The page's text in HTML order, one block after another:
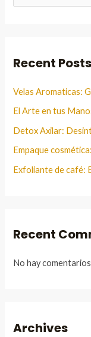
Recent Posts
Velas Aromaticas:
El Arte en tus
Detox Axilar:
Empaque
Exfoliante de café:
Recent
No hay
Archives